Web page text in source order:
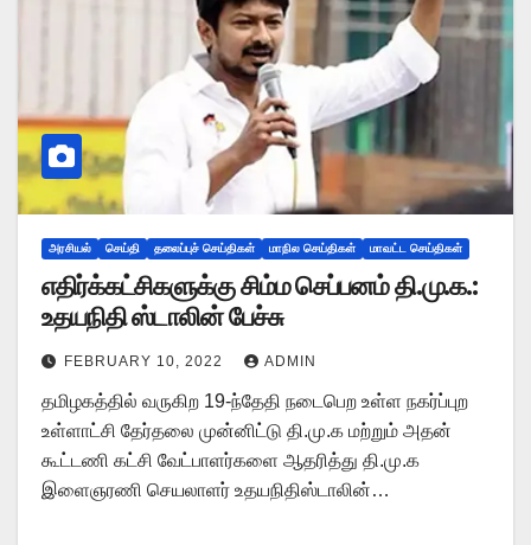
அரசியல் செய்தி தலைப்புச் செய்திகள் மாநில செய்திகள் மாவட்ட செய்திகள்
எதிர்க்கட்சிகளுக்கு சிம்ம செப்பனம் தி.மு.க.:
உதயநிதி ஸ்டாலின் பேச்சு
FEBRUARY 10, 2022 ADMIN
தமிழகத்தில் வருகிற 19-ந்தேதி நடைபெற உள்ள நகர்ப்புற
உள்ளாட்சி தேர்தலை முன்னிட்டு தி.மு.க மற்றும் அதன்
கூட்டணி கட்சி வேட்பாளர்களை ஆதரித்து தி.மு.க
இளைஞரணி செயலாளர் உதயநிதிஸ்டாலின்…